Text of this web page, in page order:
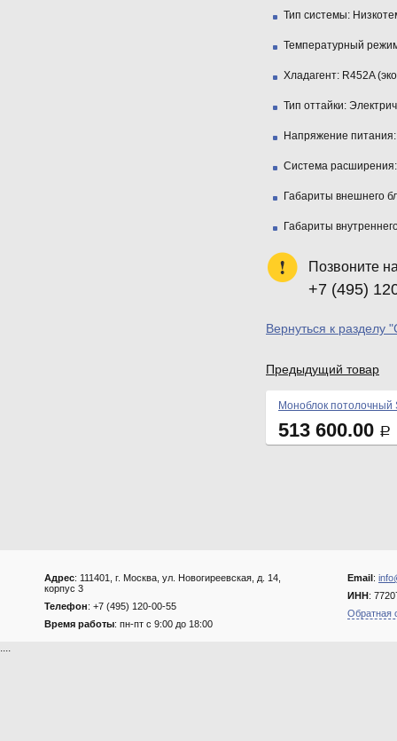
Тип системы:
Температурный
Хладагент: R452A
Тип оттайки:
Напряжение питания:
Система расширения:
Габариты внешнего
Габариты
Позвоните
+7 (495)
Вернуться к разделу
Предыдущий товар
Моноблок потолочный
513 600.00 Р
Адрес: 111401, г. Москва, ул. Новогиреевская, д. 14,
корпус 3
Телефон: +7 (495) 120-00-55
Время работы: пн-пт с 9:00 до 18:00
Email:
ИНН:
Обратная
....